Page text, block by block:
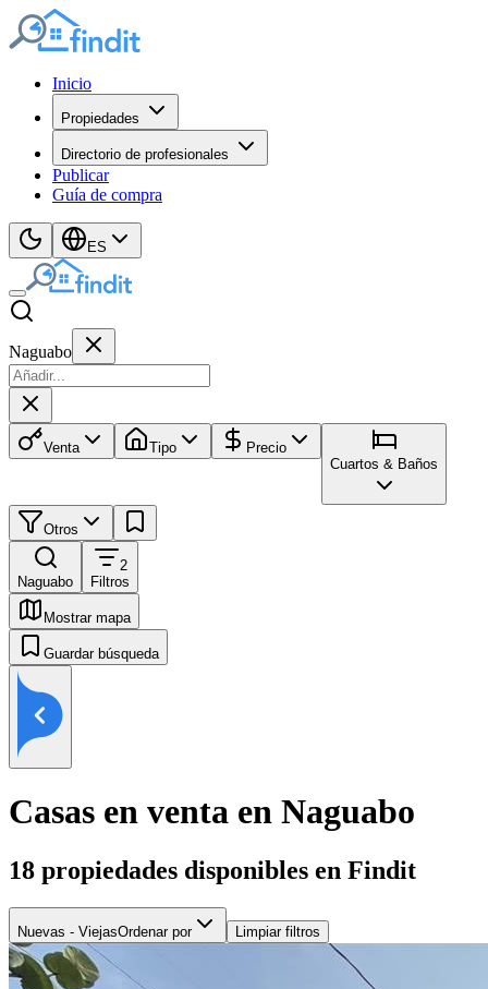
Inicio
Propiedades
Directorio de profesionales
Publicar
Guía de compra
ES
Naguabo
Venta Tipo
Precio
Cuartos & Baños
Otros
Naguabo
2
Filtros
Mostrar mapa
Guardar búsqueda
Casas en venta en Naguabo
18 propiedades disponibles en Findit
Nuevas - ViejasOrdenar por Limpiar filtros